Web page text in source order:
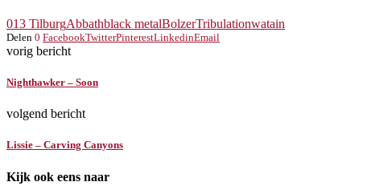
013 TilburgAbbathblack metalBolzerTribulationwatain
Delen 0 FacebookTwitterPinterestLinkedinEmail
vorig bericht
Nighthawker – Soon
volgend bericht
Lissie – Carving Canyons
Kijk ook eens naar